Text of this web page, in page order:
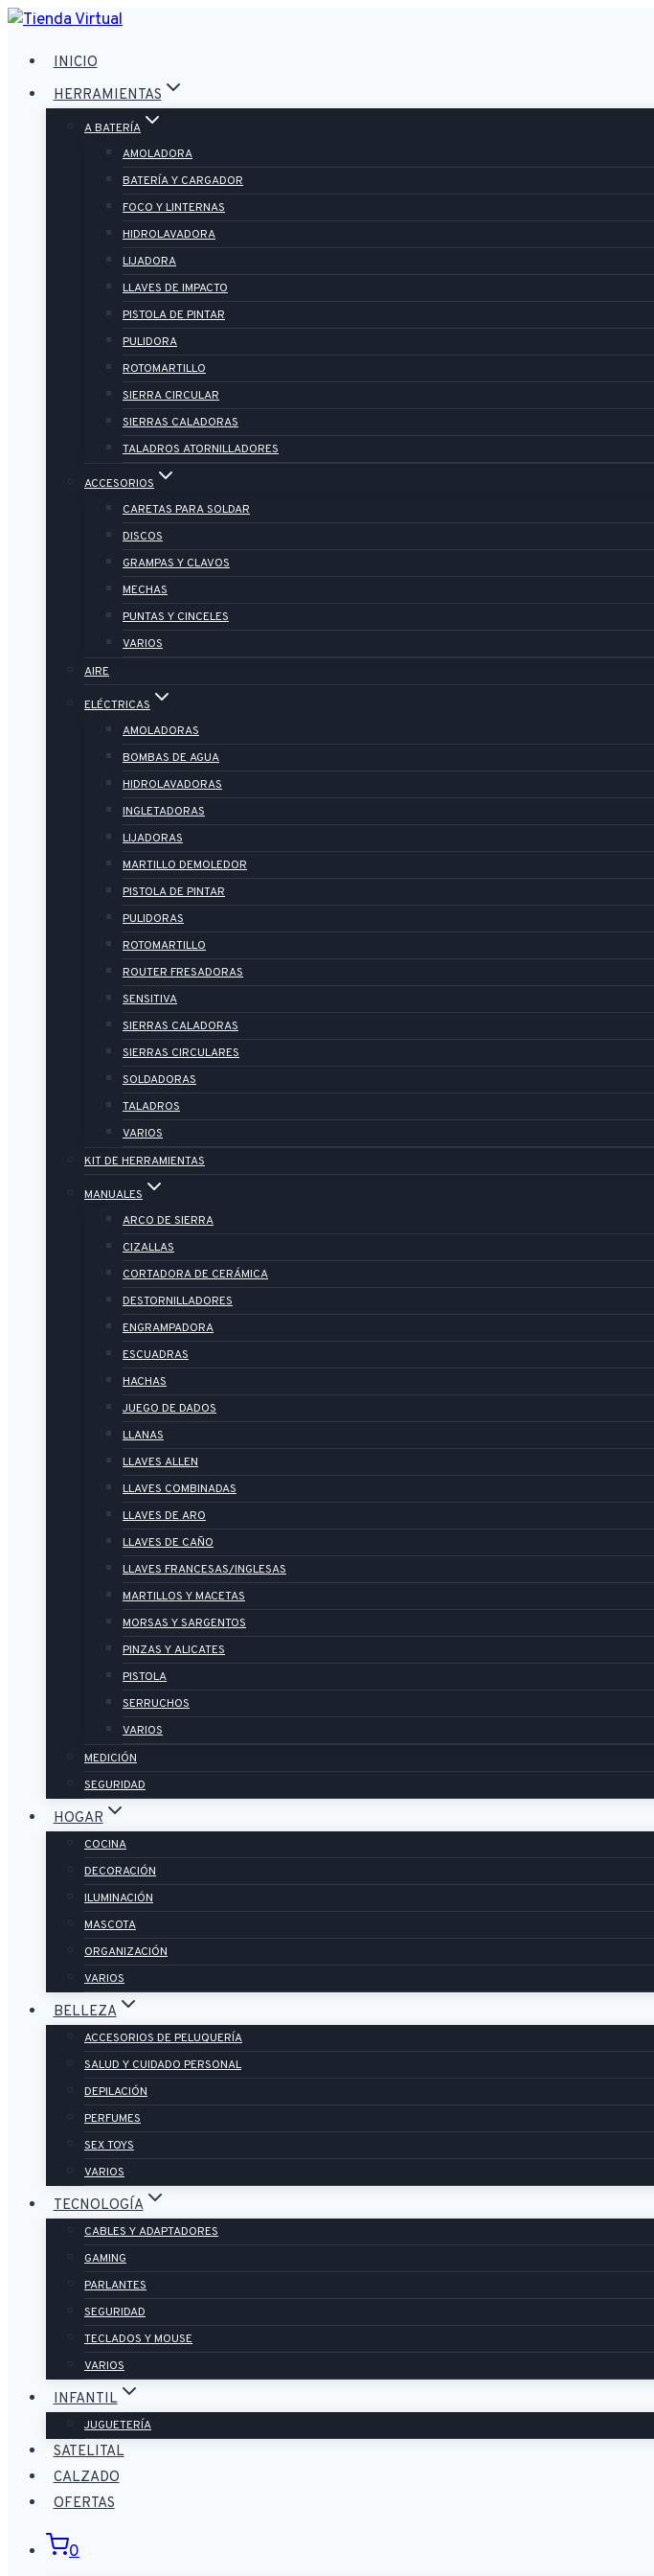
Saltar
contenido
INICIO
HERRAMIENTAS
A BATERÍA
AMOLADORA
BATERÍA Y CARGADOR
FOCO Y LINTERNAS
HIDROLAVADORA
LIJADORA
LLAVES DE IMPACTO
PISTOLA DE PINTAR
PULIDORA
ROTOMARTILLO
SIERRA CIRCULAR
SIERRAS CALADORAS
TALADROS ATORNILLADORES
ACCESORIOS
CARETAS PARA SOLDAR
DISCOS
GRAMPAS Y CLAVOS
MECHAS
PUNTAS Y CINCELES
VARIOS
AIRE
ELÉCTRICAS
AMOLADORAS
BOMBAS DE AGUA
HIDROLAVADORAS
INGLETADORAS
LIJADORAS
MARTILLO DEMOLEDOR
PISTOLA DE PINTAR
PULIDORAS
ROTOMARTILLO
ROUTER FRESADORAS
SENSITIVA
SIERRAS CALADORAS
SIERRAS CIRCULARES
SOLDADORAS
TALADROS
VARIOS
KIT DE HERRAMIENTAS
MANUALES
ARCO DE SIERRA
CIZALLAS
CORTADORA DE CERÁMICA
DESTORNILLADORES
ENGRAMPADORA
ESCUADRAS
HACHAS
JUEGO DE DADOS
LLANAS
LLAVES ALLEN
LLAVES COMBINADAS
LLAVES DE ARO
LLAVES DE CAÑO
LLAVES FRANCESAS/INGLESAS
MARTILLOS Y MACETAS
MORSAS Y SARGENTOS
PINZAS Y ALICATES
PISTOLA
SERRUCHOS
VARIOS
MEDICIÓN
SEGURIDAD
HOGAR
COCINA
DECORACIÓN
ILUMINACIÓN
MASCOTA
ORGANIZACIÓN
VARIOS
BELLEZA
ACCESORIOS DE PELUQUERÍA
SALUD Y CUIDADO PERSONAL
DEPILACIÓN
PERFUMES
SEX TOYS
VARIOS
TECNOLOGÍA
CABLES Y ADAPTADORES
GAMING
PARLANTES
SEGURIDAD
TECLADOS Y MOUSE
VARIOS
INFANTIL
JUGUETERÍA
SATELITAL
CALZADO
OFERTAS
0